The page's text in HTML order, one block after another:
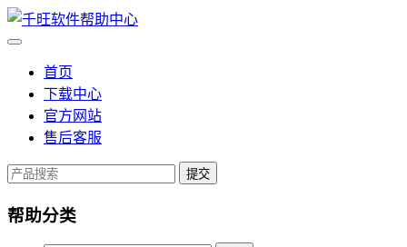
首页
下载中心
官方网站
售后客服
提交
帮助分类